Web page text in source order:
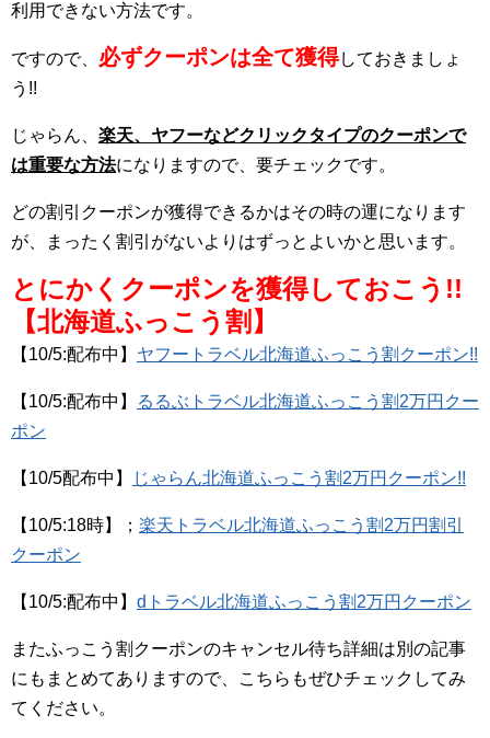
利用できない方法です。
ですので、 必ずクーポンは全て獲得しておきましょ
う!!
じゃらん、 楽天、ヤフーなどクリックタイプのクーポンで
は重要な方法になりますので、要チェックです。
どの割引クーポンが獲得できるかはその時の運になります
が、まったく割引がないよりはずっとよいかと思います。
とにかくクーポンを獲得しておこう!!
【北海道ふっこう割】
【10/5:配布中】 ヤフートラベル北海道ふっこう割クーポン!!
【10/5:配布中】
るるぶトラベル北海道ふっこう割2万円クー
ポン
【10/5配布中】 じゃらん北海道ふっこう割2万円クーポン!!
【10/5:18時】； 楽天トラベル北海道ふっこう割2万円割引
クーポン
【10/5:配布中】 dトラベル北海道ふっこう割2万円クーポン
またふっこう割クーポンのキャンセル待ち詳細は別の記事
にもまとめてありますので、こちらもぜひチェックしてみ
てください。